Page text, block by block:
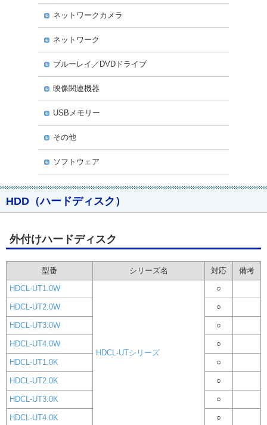
ネットワークカメラ
ネットワーク
ブルーレイ／DVDドライブ
映像関連機器
USBメモリー
その他
ソフトウェア
HDD（ハードディスク）
外付けハードディスク
型番 シリーズ名 対応
備考
HDCL-UT1.0W
HDCL-UTシリーズ
○
HDCL-UT2.0W ○
HDCL-UT3.0W ○
HDCL-UT4.0W ○
HDCL-UT1.0K ○
HDCL-UT2.0K ○
HDCL-UT3.0K ○
HDCL-UT4.0K ○